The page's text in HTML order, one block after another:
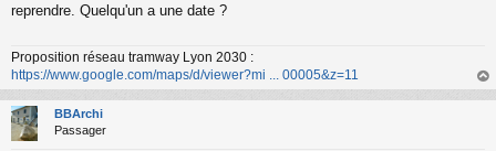
s
g
e
n
o
n
l
reprendre. Quelqu'un a une date ?
Proposition réseau tramway Lyon 2030 :
https://www.google.com/maps/d/viewer?mi ... 00005&z=11
au
BBArchi
Passager